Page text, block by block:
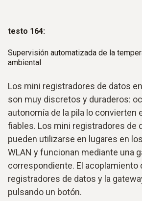
testo 164:
Supervisión automatizada de la
ambiental
Los mini registradores de datos
son muy discretos y duraderos:
autonomía de la pila lo convierten
fiables. Los mini registradores de
pueden utilizarse en lugares en
WLAN y funcionan mediante una
correspondiente. El acoplamiento
registradores de datos y la
pulsando un botón.